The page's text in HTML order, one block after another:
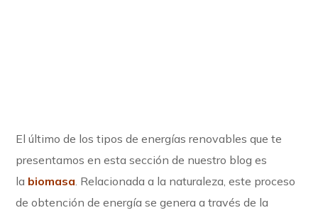
El último de los tipos de energías renovables que te
presentamos en esta sección de nuestro blog es
la biomasa . Relacionada a la naturaleza, este proceso
de obtención de energía se genera a través de la